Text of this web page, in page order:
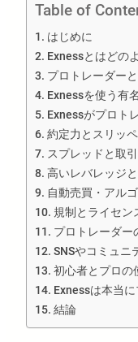
Table of
はじめに
Exnessとはどの
プロトレーダー
Exnessを使う有
Exnessがプロト
約定力とスリッ
スプレッドと取
高いレバレッジ
自動売買・アル
規制とライセン
プロトレーダー
SNSやコミュニ
初心者とプロの
Exnessは本当
結論